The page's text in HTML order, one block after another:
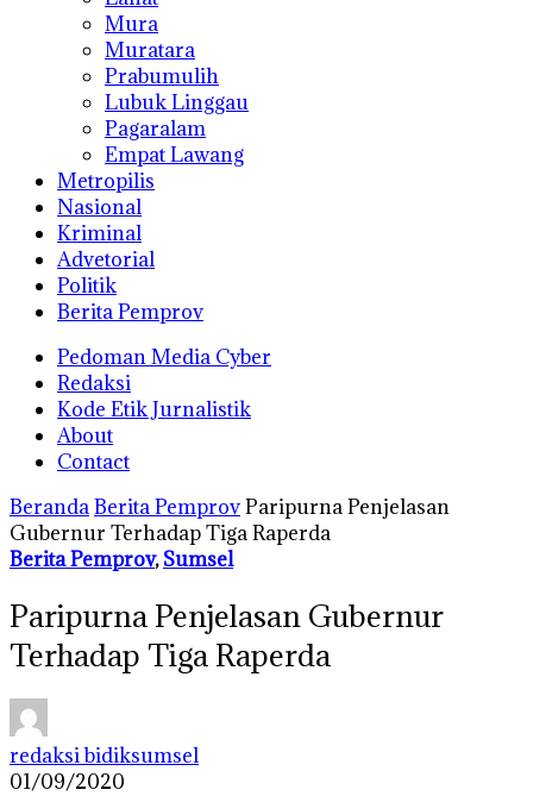
Mura
Muratara
Prabumulih
Lubuk Linggau
Pagaralam
Empat Lawang
Metropilis
Nasional
Kriminal
Advetorial
Politik
Berita Pemprov
Pedoman Media Cyber
Redaksi
Kode Etik Jurnalistik
About
Contact
BerandaBerita PemprovParipurna Penjelasan
Gubernur Terhadap Tiga Raperda
Berita Pemprov,Sumsel
Paripurna Penjelasan Gubernur
Terhadap Tiga Raperda
redaksi bidiksumsel
01/09/2020